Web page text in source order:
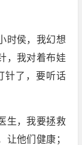
时侯，我幻想
，我对着布娃
针了，要听话
生，我要拯救
让他们健康；